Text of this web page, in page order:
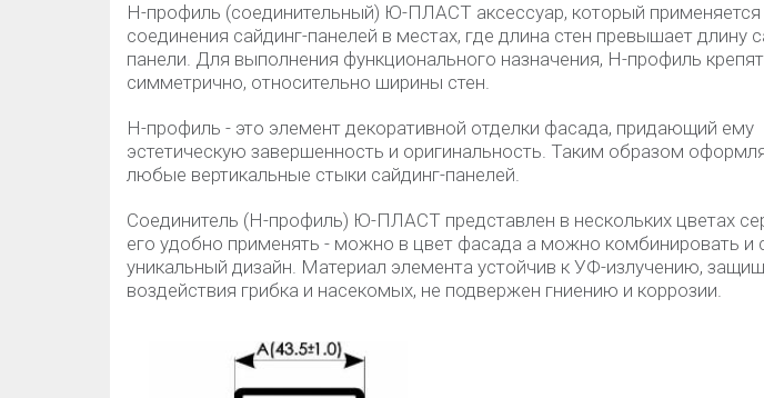
H-профиль (соединительный) Ю-ПЛАСТ аксессуар, который применяется
соединения сайдинг-панелей в местах, где длина стен превышает длину
панели. Для выполнения функционального назначения, Н-профиль крепят
симметрично, относительно ширины стен.
H-профиль - это элемент декоративной отделки фасада, придающий ему
эстетическую завершенность и оригинальность. Таким образом
любые вертикальные стыки сайдинг-панелей.
Соединитель (H-профиль) Ю-ПЛАСТ представлен в нескольких цветах
его удобно применять - можно в цвет фасада а можно комбинировать и
уникальный дизайн. Материал элемента устойчив к УФ-излучению,
воздействия грибка и насекомых, не подвержен гниению и коррозии.